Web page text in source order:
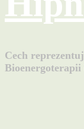
Cech